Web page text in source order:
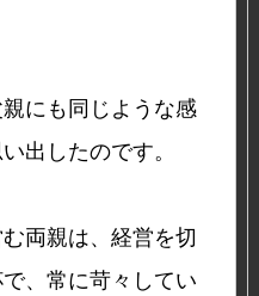
にも同じような感
出したのです。
両親は、経営を切
、常に苛々してい